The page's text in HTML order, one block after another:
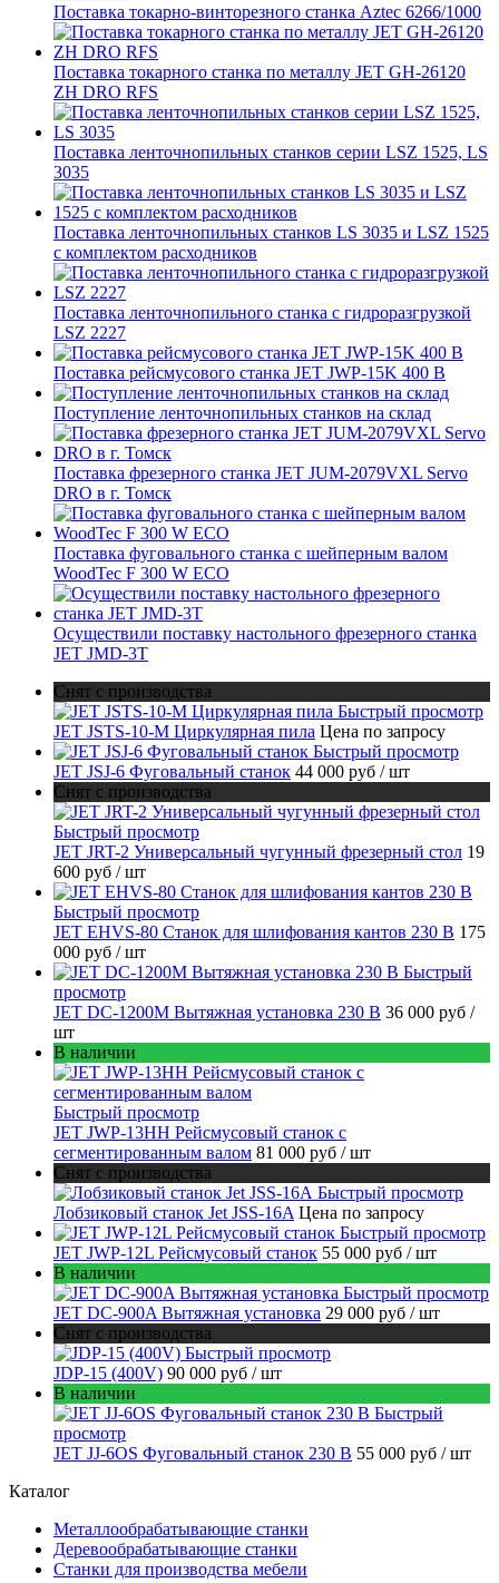
Поставка токарно-винторезного станка Aztec 6266/1000
Поставка токарного станка по металлу JET GH-26120
ZH DRO RFS
Поставка ленточнопильных станков серии LSZ 1525, LS
3035
Поставка ленточнопильных станков LS 3035 и LSZ 1525
с комплектом расходников
Поставка ленточнопильного станка c гидроразгрузкой
LSZ 2227
Поставка рейсмусового станка JET JWP-15K 400 В
Поступление ленточнопильных станков на склад
Поставка фрезерного станка JET JUM-2079VXL Servo
DRO в г. Томск
Поставка фуговального станка с шейперным валом
WoodTec F 300 W ECO
Осуществили поставку настольного фрезерного станка
JET JMD-3T
Снят с производства
Быстрый просмотр
JET JSTS-10-M Циркулярная пила Цена по запросу
Быстрый просмотр
JET JSJ-6 Фуговальный станок 44 000 руб / шт
Снят с производства
Быстрый просмотр
JET JRT-2 Универсальный чугунный фрезерный стол 19
600 руб / шт
Быстрый просмотр
JET EHVS-80 Станок для шлифования кантов 230 В 175
000 руб / шт
Быстрый
просмотр
JET DC-1200M Вытяжная установка 230 В 36 000 руб /
шт
В наличии
Быстрый просмотр
JET JWP-13HH Рейсмусовый станок с
сегментированным валом 81 000 руб / шт
Снят с производства
Быстрый просмотр
Лобзиковый станок Jet JSS-16A Цена по запросу
Быстрый просмотр
JET JWP-12L Рейсмусовый станок 55 000 руб / шт
В наличии
Быстрый просмотр
JET DC-900A Вытяжная установка 29 000 руб / шт
Снят с производства
Быстрый просмотр
JDP-15 (400V) 90 000 руб / шт
В наличии
Быстрый
просмотр
JET JJ-6OS Фуговальный станок 230 В 55 000 руб / шт
Каталог
Металлообрабатывающие станки
Деревообрабатывающие станки
Станки для производства мебели